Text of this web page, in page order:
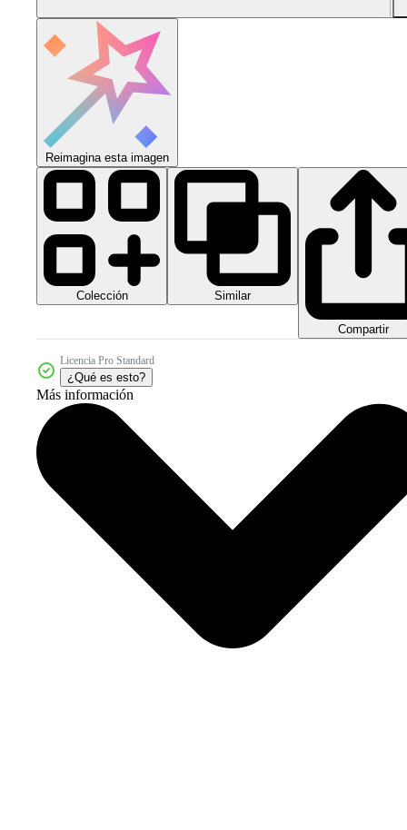
Reimagina esta imagen
Colección Similar
Compartir
Licencia Pro Standard
¿Qué es esto?
Más información